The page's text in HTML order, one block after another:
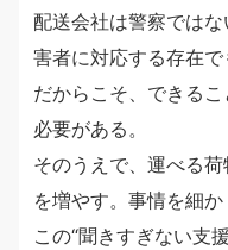
配送会社は警察では
害者に対応する存在で
だからこそ、できる
必要がある。
そのうえで、運べる
を増やす。事情を細か
この“聞きすぎない支